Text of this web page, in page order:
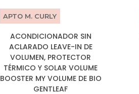
APTO M. CURLY
ACONDICIONADOR SIN
ACLARADO LEAVE-IN DE
VOLUMEN, PROTECTOR
TÉRMICO Y SOLAR VOLUME
BOOSTER MY VOLUME DE BIO
GENTLEAF